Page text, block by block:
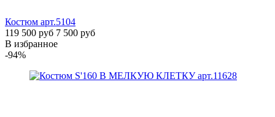
Костюм арт.5104
119 500 руб 7 500 руб
В избранное
-94%